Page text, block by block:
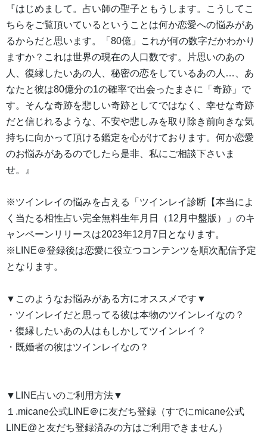
『はじめまして。占い師の聖子ともうします。こうしてこ
ちらをご覧頂いているということは何か恋愛への悩みがあ
るからだと思います。「80億」これが何の数字だかわかり
ますか？これは世界の現在の人口数です。片思いのあの
人、復縁したいあの人、秘密の恋をしているあの人…、あ
なたと彼は80億分の1の確率で出会ったまさに「奇跡」で
す。そんな奇跡を悲しい奇跡としてではなく、幸せな奇跡
だと信じれるような、不安や悲しみを取り除き前向きな気
持ちに向かって頂ける鑑定を心がけております。何か恋愛
のお悩みがあるのでしたら是非、私にご相談下さいま
せ。』
※ツインレイの悩みを占える「ツインレイ診断【本当によ
く当たる相性占い完全無料生年月日（12月中盤版）」のキ
ャンペーンリリースは2023年12月7日となります。
※LINE＠登録後は恋愛に役立つコンテンツを順次配信予定
となります。
▼このようなお悩みがある方にオススメです▼
・ツインレイだと思ってる彼は本物のツインレイなの？
・復縁したいあの人はもしかしてツインレイ？
・既婚者の彼はツインレイなの？
▼LINE占いのご利用方法▼
１.micane公式LINE＠に友だち登録（すでにmicane公式
LINE@と友だち登録済みの方はご利用できません）